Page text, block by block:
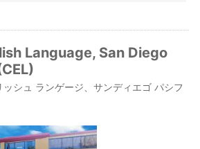
Language, San Diego
シュ ランゲージ、サンディエゴ パシフ